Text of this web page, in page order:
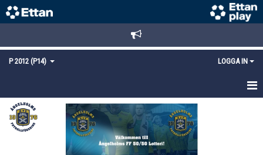
P 2012 (P14) LOGGA IN
HEM
TRUPPEN